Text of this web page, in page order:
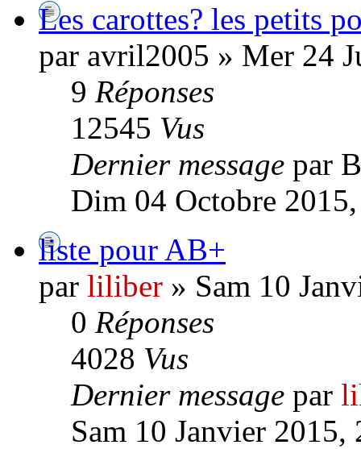
Les carottes? les petits
par avril2005 » Mer 24
9 Réponses
12545 Vus
Dernier message par
Dim 04 Octobre
liste pour AB+
par liliber » Sam 10
0 Réponses
4028 Vus
Dernier message par
Sam 10 Janvier 2015,